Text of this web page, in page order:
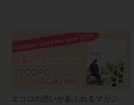
エコロの思いがあふれるマガジ